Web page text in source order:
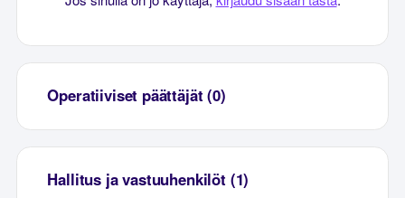
Operatiiviset päättäjät (0)
Hallitus ja vastuuhenkilöt (1)